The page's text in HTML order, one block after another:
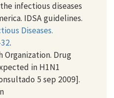
infectious diseases
IDSA guidelines.
Diseases.
.
Organization. Drug
in H1N1
5 sep 2009].